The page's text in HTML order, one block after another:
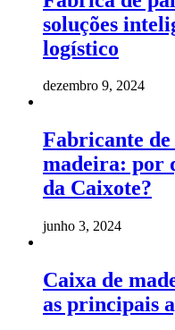
soluções
logístico
dezembro 9, 2024
Fabricante de
madeira: por
da Caixote?
junho 3, 2024
Caixa de
as principais